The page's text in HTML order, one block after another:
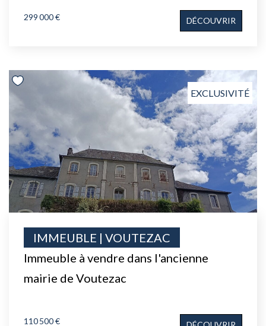
299 000 € DÉCOUVRIR
EXCLUSIVITÉ
Immeuble à vendre dans l'ancienne
mairie de Voutezac
IMMEUBLE | VOUTEZAC
110 500 €